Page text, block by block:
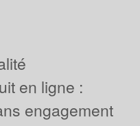
en ligne :
engagement